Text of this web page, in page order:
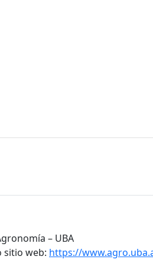
– UBA
sitio web: https://